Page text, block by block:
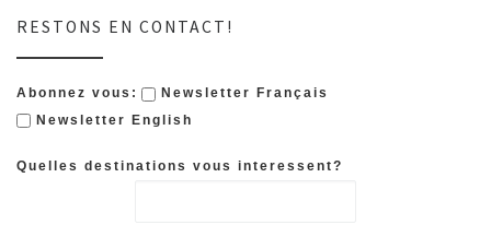
RESTONS EN CONTACT!
Abonnez vous:
Newsletter Français
Newsletter English
Quelles destinations vous interessent?